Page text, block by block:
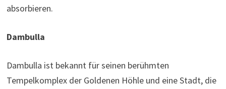
absorbieren.
Dambulla
Dambulla ist bekannt für seinen berühmten
Tempelkomplex der Goldenen Höhle und eine Stadt, die